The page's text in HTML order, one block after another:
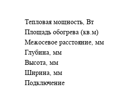
Тепловая мощность, Вт
Площадь обогрева (кв.м)
Межосевое расстояние, мм
Глубина, мм
Высота, мм
Ширина, мм
Подключение